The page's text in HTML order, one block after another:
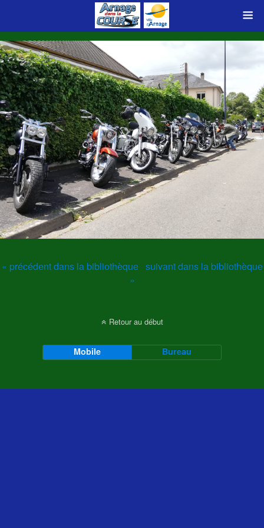
« précédent dans la bibliothèque suivant dans la bibliothèque
»
Retour au début
Mobile Bureau